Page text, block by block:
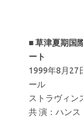
■草津夏期国
ート
1999年8月27
ール
ストラヴィン
共 演：ハンス